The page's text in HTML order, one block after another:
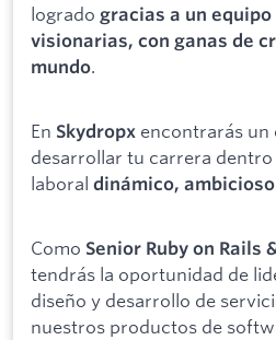
logrado gracias a un
visionarias, con ganas de
mundo.
En Skydropx encontrarás un
desarrollar tu carrera
laboral dinámico,
Como Senior Ruby on Rails
tendrás la oportunidad de
diseño y desarrollo de
nuestros productos de